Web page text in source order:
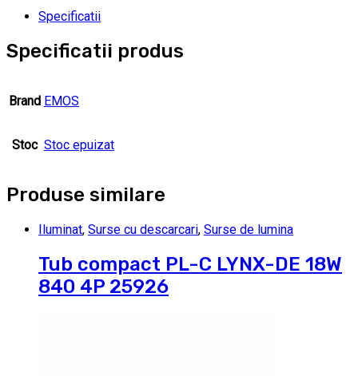
Specificatii
Specificatii produs
Brand EMOS
Stoc Stoc epuizat
Produse similare
Iluminat, Surse cu descarcari, Surse de lumina
Tub compact PL-C LYNX-DE 18W
840 4P 25926